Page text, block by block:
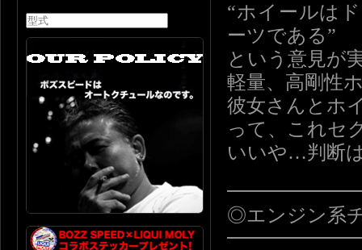
“ホイールは
ーツである”
という意見が
軽量、高剛性
彼女さんとホ
って、これセ
いいや…判断
◎エンジン系